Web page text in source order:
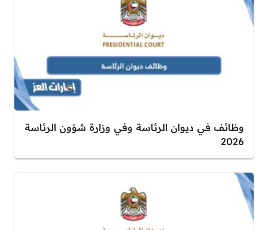
وظائف في ديوان الرئاسة وفي وزارة شؤون الرئاسة
2026